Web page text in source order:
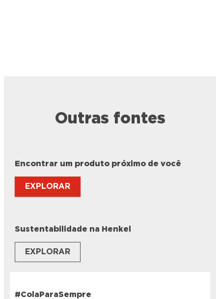
Outras fontes
Encontrar um produto próximo de você
EXPLORAR
Sustentabilidade na Henkel
EXPLORAR
#ColaParaSempre